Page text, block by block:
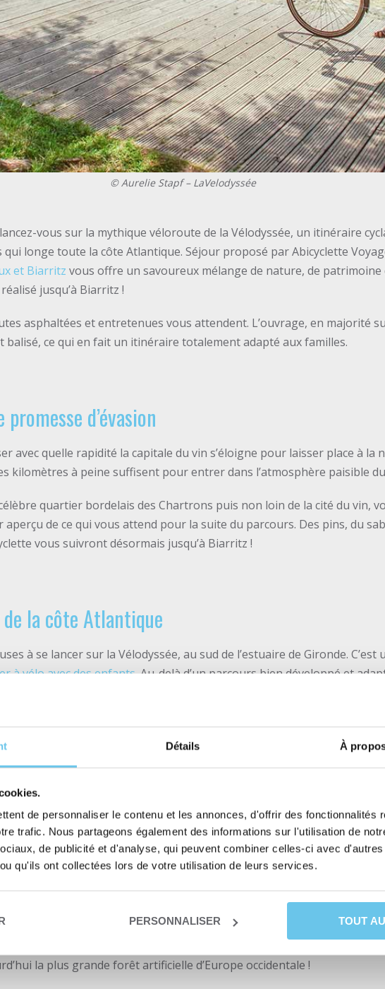
Détails À
de personnaliser le contenu et les annonces, d'offrir des fonctionnalités
trafic. Nous partageons également des informations sur l'utilisation de
de publicité et d'analyse, qui peuvent combiner celles-ci avec
qu'ils ont collectées lors de votre utilisation de leurs services.
PERSONNALISER TOUT
©Aurelie Stapf– LaVelodyssée
vous sur la mythique véloroute de la Vélodyssée, un itinéraire
qui longe toute la côte Atlantique. Séjour proposé par Abicyclette
et Biarritz vous offre un savoureux mélange de nature, de
jusqu’à Biarritz !
asphaltées et entretenues vous attendent. L’ouvrage, en majorité
balisé, ce qui en fait un itinéraire totalement adapté aux familles.
promesse d’évasion
avec quelle rapidité la capitale du vin s’éloigne pour laisser place à la
kilomètres à peine suffisent pour entrer dans l’atmosphère paisible
quartier bordelais des Chartrons puis non loin de la cité du vin,
aperçu de ce qui vous attend pour la suite du parcours. Des pins, du
vous suivront désormais jusqu’à Biarritz !
la côte Atlantique
à se lancer sur la Vélodyssée, au sud de l’estuaire de Gironde. C’est
à vélo avec des enfants. Au-delà d’un parcours bien développé et
d’activités nautiques sur les lacs ou dans les stations balnéaires
pour enfants, nombreuses aux bords des lacs, font le petit plus familial
intéresse.
entre Bordeaux et Biarritz ?
cette portion d’itinéraire vous mène des vignobles
du Pays-Basque, en longeant la côte Atlantique. Vous évoluez au
la plus grande forêt artificielle d’Europe occidentale !